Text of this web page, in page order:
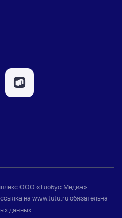
ООО «Глобус Медиа»
на www.tutu.ruобязательна
данных